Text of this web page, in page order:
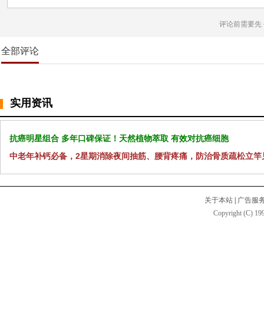
评论前需要先
全部评论
实用资讯
抗癌明星组合 多年口碑保证！天然植物萃取 有效对抗癌细胞
中老年补钙必备，2星期消除夜间抽筋、腰背疼痛，防治骨质疏松立竿
关于本站
广告服
Copyright (C)